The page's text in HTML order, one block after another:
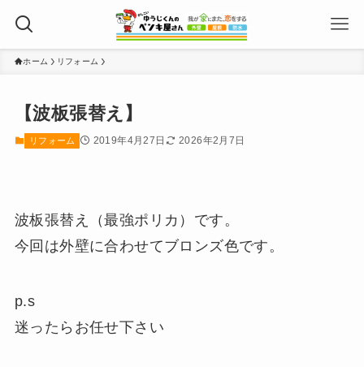
ホーム リフォーム
【波板張替え】
リフォーム 2019年4月27日 2026年2月7日
波板張替え（最強ポリカ）です。
今回は外壁に合わせてブロンズ色です。
p.s
迷ったらお任せ下さい